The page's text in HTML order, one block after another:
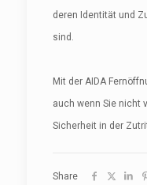
deren Identität und
sind.
Mit der AIDA
auch wenn Sie nicht
Sicherheit in der
Share